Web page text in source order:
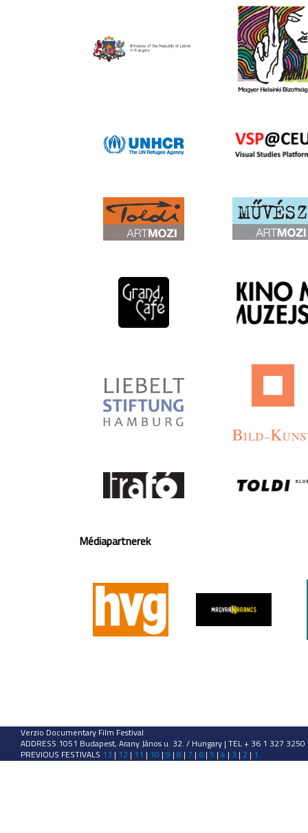
Médiapartnerek
Verzio Documentary Film Festival
ADDRESS 1051 Budapest, Arany János u. 32. / Hungary | TEL + 36 1 327
PREVIOUS FESTIVALS 13 | 12 | 11 | 10 | 9 | 8 | 7 | 6 | 5 | 4 | 3 | 2 | 1